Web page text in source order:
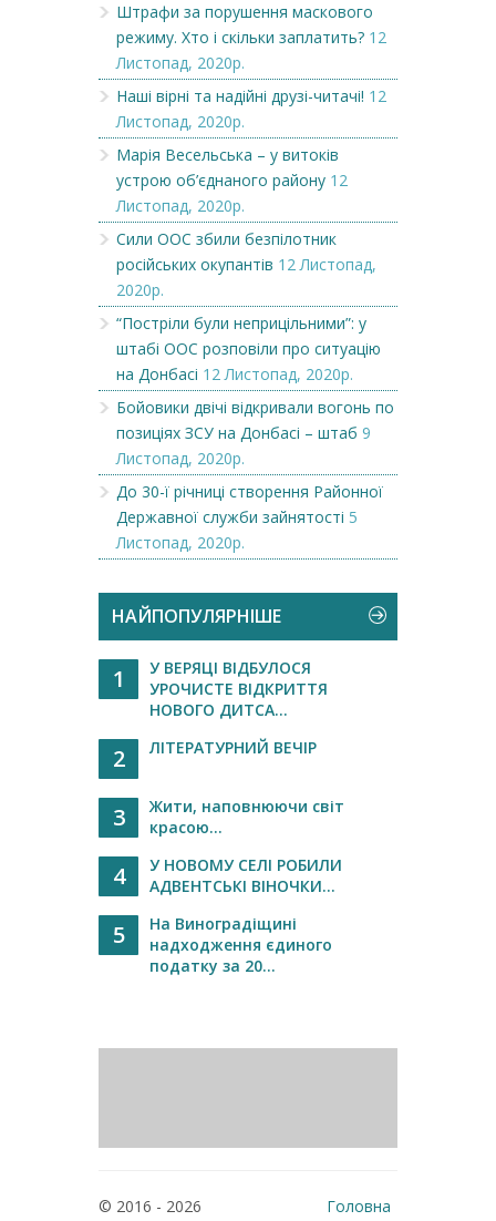
Штрафи за порушення маскового
режиму. Хто і скільки заплатить? 12
Листопад, 2020р.
Наші вірні та надійні друзі-читачі! 12
Листопад, 2020р.
Марія Весельська – у витоків
устрою об’єднаного району 12
Листопад, 2020р.
Сили ООС збили безпілотник
російських окупантів 12 Листопад,
2020р.
“Постріли були неприцільними”: у
штабі ООС розповіли про ситуацію
на Донбасі 12 Листопад, 2020р.
Бойовики двічі відкривали вогонь по
позиціях ЗСУ на Донбасі – штаб 9
Листопад, 2020р.
До 30-ї річниці створення Районної
Державної служби зайнятості 5
Листопад, 2020р.
НАЙПОПУЛЯРНІШЕ
1
У ВЕРЯЦІ ВІДБУЛОСЯ
УРОЧИСТЕ ВІДКРИТТЯ
НОВОГО ДИТСА...
2 ЛІТЕРАТУРНИЙ ВЕЧІР
3
Жити, наповнюючи світ
красою...
4
У НОВОМУ СЕЛІ РОБИЛИ
АДВЕНТСЬКІ ВІНОЧКИ...
5
На Виноградіщині
надходження єдиного
податку за 20...
© 2016 - 2026 Головна